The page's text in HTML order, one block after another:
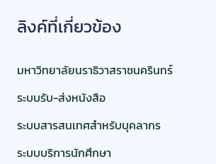
@2025 สถาบันอิสลามและอาหรับศึกษา มนร. -